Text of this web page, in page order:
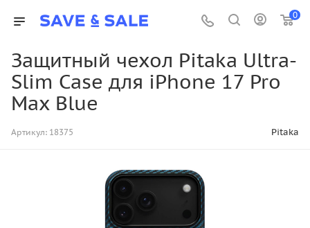
0
Защитный чехол Pitaka Ultra-
Slim Case для iPhone 17 Pro
Max Blue
Артикул: 18375 Pitaka